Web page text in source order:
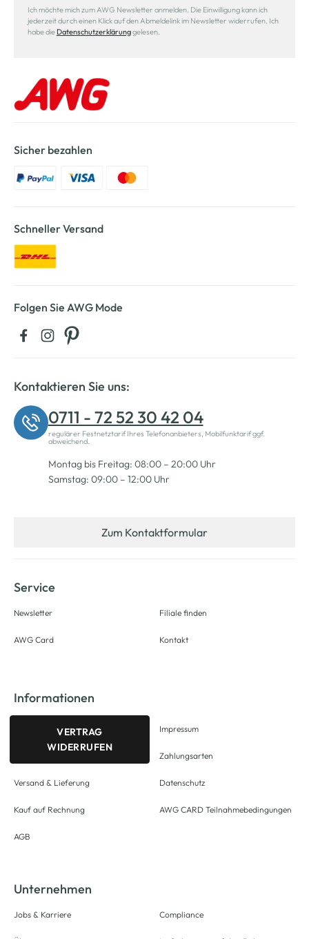
Ich möchte mich zum AWG Newsletter anmelden. Die Einwilligung kann ich
jederzeit durch einen Klick auf den Abmeldelink im Newsletter widerrufen. Ich
habe die Datenschutzerklärunggelesen.
Sicher bezahlen
Schneller Versand
Folgen Sie AWG Mode
Kontaktieren Sie uns:
0711 - 72 52 30 42 04
regulärer Festnetztarif Ihres Telefonanbieters, Mobilfunktarif ggf.
abweichend.
Montag bis Freitag: 08:00 – 20:00 Uhr
Samstag: 09:00 – 12:00 Uhr
Zum Kontaktformular
Service
Newsletter
AWG Card
Filiale finden
Kontakt
Informationen
VERTRAG
WIDERRUFEN
Versand & Lieferung
Kauf auf Rechnung
AGB
Impressum
Zahlungsarten
Datenschutz
AWG CARD Teilnahmebedingungen
Unternehmen
Jobs & Karriere Compliance